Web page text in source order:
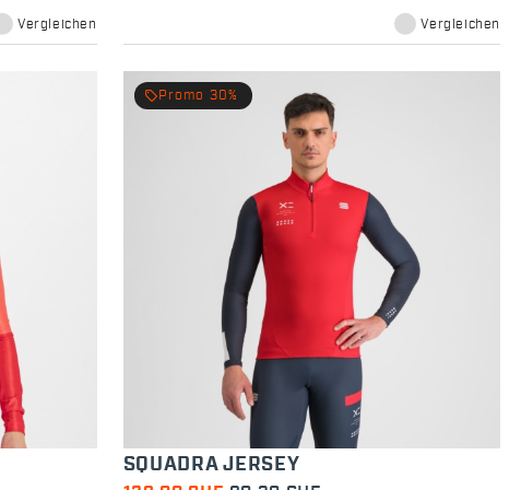
Vergleichen Vergleichen
local_offer Promo 30%
SQUADRA JERSEY